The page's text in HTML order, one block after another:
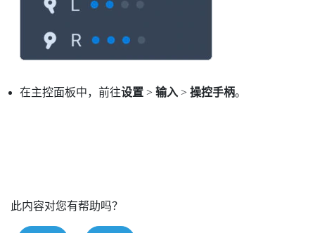
在主控面板中，前往设置> 输入> 操控手柄。
此内容对您有帮助吗？